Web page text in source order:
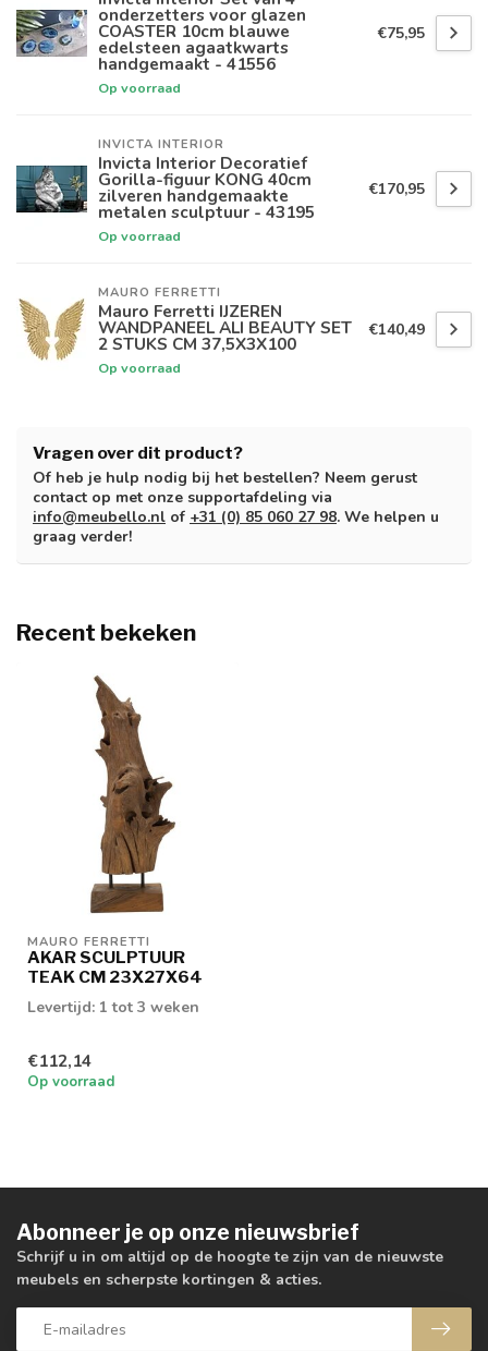
onderzetters voor glazen
COASTER 10cm blauwe
edelsteen agaatkwarts
handgemaakt - 41556
Op voorraad
€75,95
INVICTA INTERIOR
Invicta Interior Decoratief
Gorilla-figuur KONG 40cm
zilveren handgemaakte
metalen sculptuur - 43195
Op voorraad
€170,95
MAURO FERRETTI
Mauro Ferretti IJZEREN
WANDPANEEL ALI BEAUTY SET
2 STUKS CM 37,5X3X100
Op voorraad
€140,49
Vragen over dit product?
Of heb je hulp nodig bij het bestellen? Neem gerust
contact op met onze supportafdeling via
info@meubello.nl of +31 (0) 85 060 27 98. We helpen u
graag verder!
Recent bekeken
MAURO FERRETTI
AKAR SCULPTUUR
TEAK CM 23X27X64
Levertijd: 1 tot 3 weken
€112,14
Op voorraad
Abonneer je op onze nieuwsbrief
Schrijf u in om altijd op de hoogte te zijn van de nieuwste
meubels en scherpste kortingen & acties.